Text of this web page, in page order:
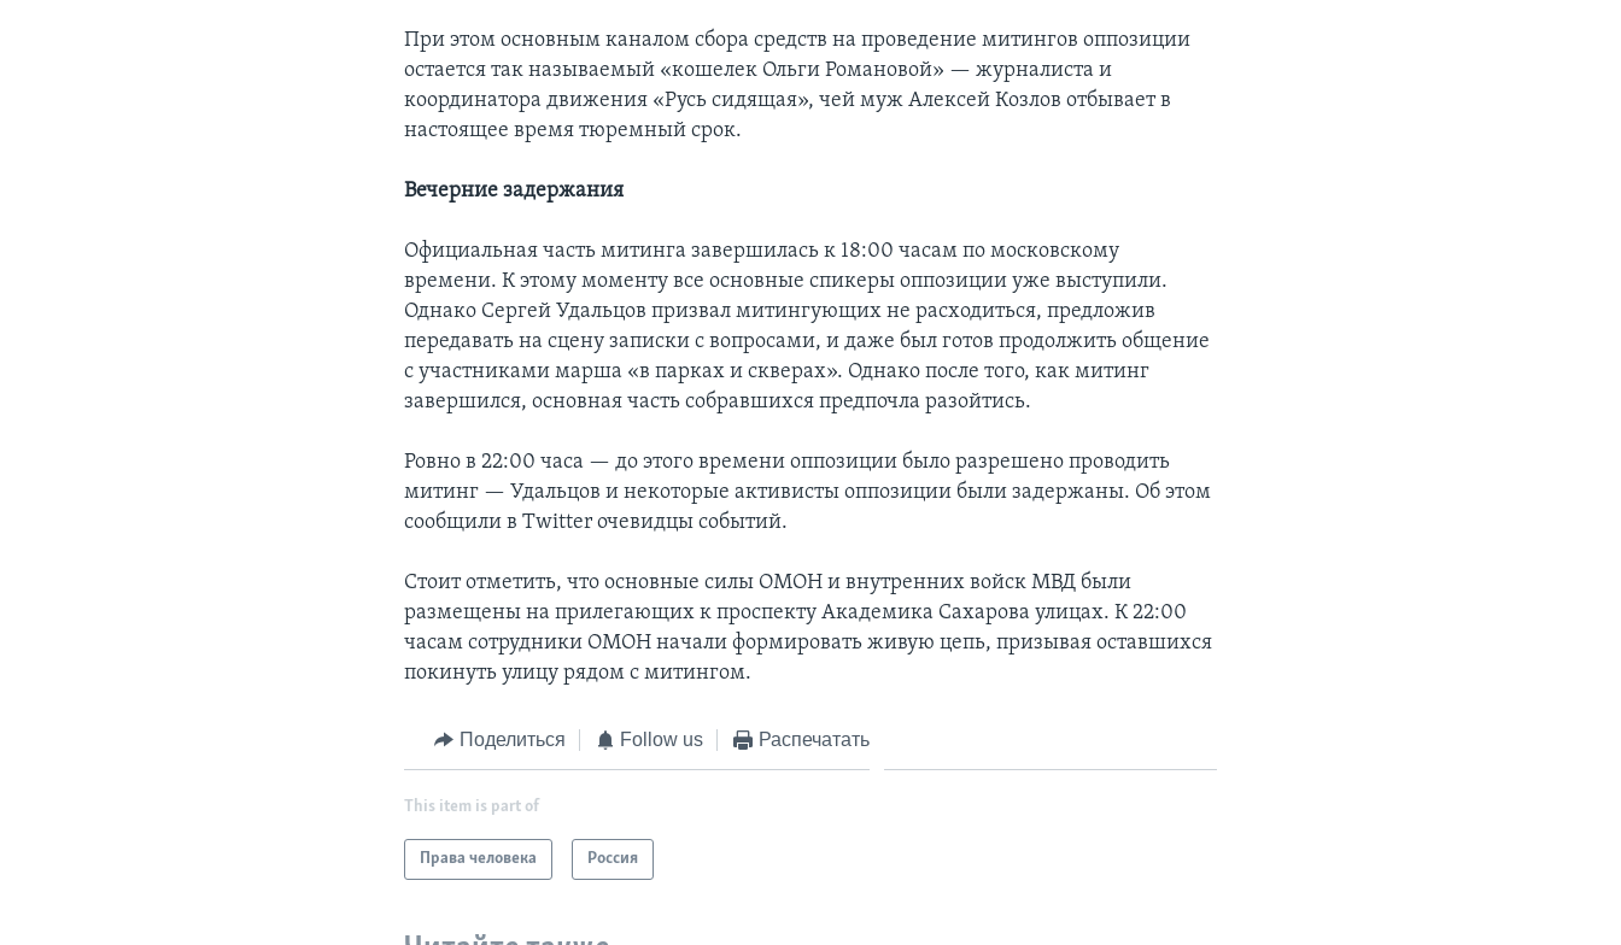
При этом основным каналом сбора средств на проведение митингов оппозиции
остается так называемый «кошелек Ольги Романовой» — журналиста и
координатора движения «Русь сидящая», чей муж Алексей Козлов отбывает в
настоящее время тюремный срок.
Вечерние задержания
Официальная часть митинга завершилась к 18:00 часам по московскому
времени. К этому моменту все основные спикеры оппозиции уже выступили.
Однако Сергей Удальцов призвал митингующих не расходиться, предложив
передавать на сцену записки с вопросами, и даже был готов продолжить общение
с участниками марша «в парках и скверах». Однако после того, как митинг
завершился, основная часть собравшихся предпочла разойтись.
Ровно в 22:00 часа — до этого времени оппозиции было разрешено проводить
митинг — Удальцов и некоторые активисты оппозиции были задержаны. Об этом
сообщили в Twitter очевидцы событий.
Стоит отметить, что основные силы ОМОН и внутренних войск МВД были
размещены на прилегающих к проспекту Академика Сахарова улицах. К 22:00
часам сотрудники ОМОН начали формировать живую цепь, призывая оставшихся
покинуть улицу рядом с митингом.
Поделиться Follow us Распечатать
This item is part of
Права человека Россия